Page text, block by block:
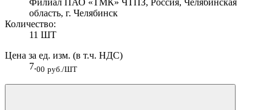
область, г. Челябинск
Количество:
11 ШТ
Цена за ед. изм. (в т.ч. НДС)
7.00 руб./ШТ